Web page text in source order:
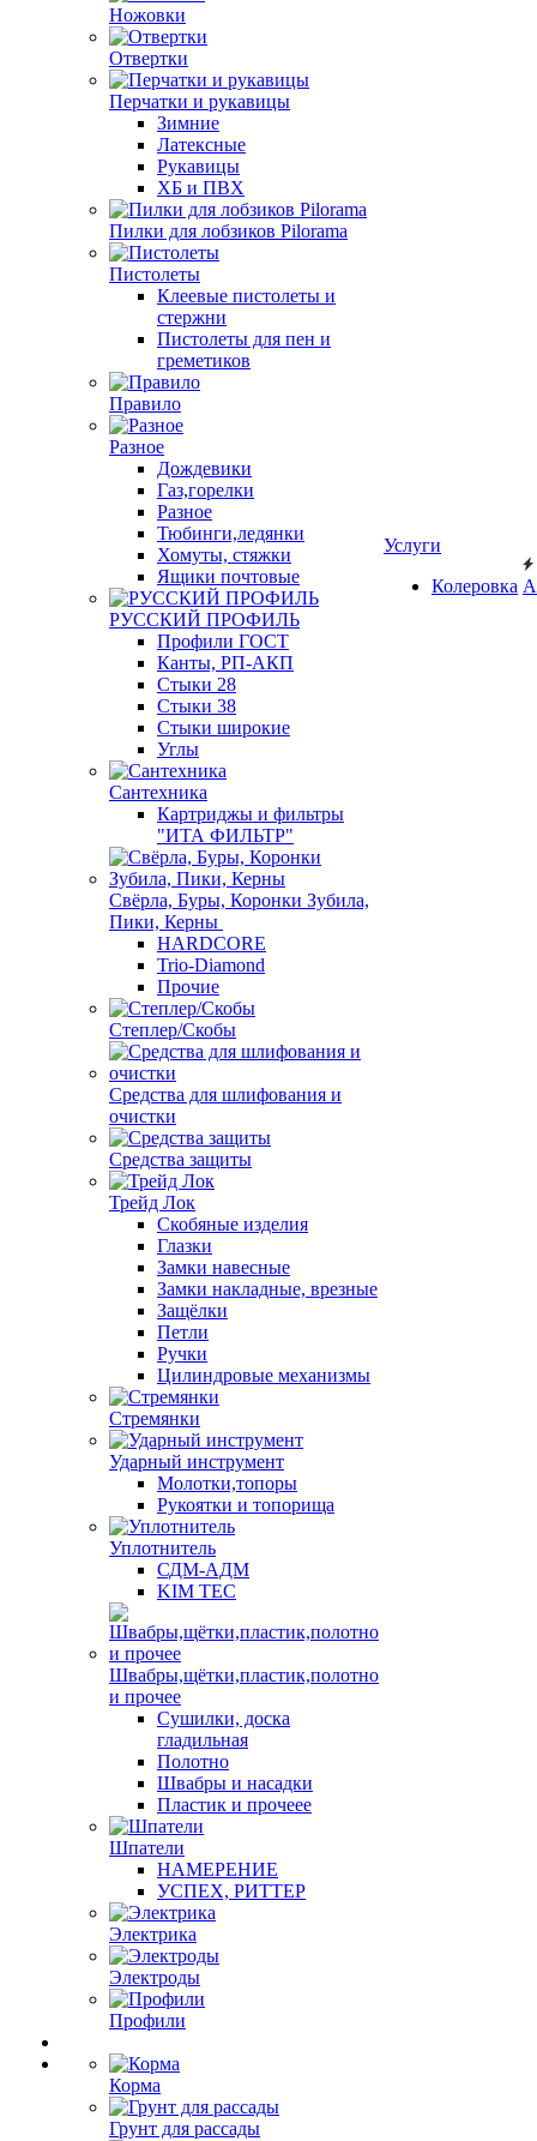
Ножовки
Отвертки
Перчатки и рукавицы
Зимние
Латексные
Рукавицы
ХБ и ПВХ
Пилки для лобзиков Pilorama
Пистолеты
Клеевые пистолеты и
стержни
Пистолеты для пен и
греметиков
Правило
Разное
Дождевики
Газ,горелки
Разное
Тюбинги,ледянки
Хомуты, стяжки
Ящики почтовые
РУССКИЙ ПРОФИЛЬ
Профили ГОСТ
Канты, РП-АКП
Стыки 28
Стыки 38
Стыки широкие
Углы
Сантехника
Картриджы и фильтры
"ИТА ФИЛЬТР"
Свёрла, Буры, Коронки Зубила,
Пики, Керны
HARDCORE
Trio-Diamond
Прочие
Степлер/Скобы
Средства для шлифования и
очистки
Средства защиты
Трейд Лок
Скобяные изделия
Глазки
Замки навесные
Замки накладные, врезные
Защёлки
Петли
Ручки
Цилиндровые механизмы
Стремянки
Ударный инструмент
Молотки,топоры
Рукоятки и топорища
Уплотнитель
СДМ-АДМ
KIM TEC
Швабры,щётки,пластик,полотно
и прочее
Сушилки, доска
гладильная
Полотно
Швабры и насадки
Пластик и прочеее
Шпатели
НАМЕРЕНИЕ
УСПЕХ, РИТТЕР
Электрика
Электроды
Профили
Корма
Грунт для рассады
Услуги
Колеровка